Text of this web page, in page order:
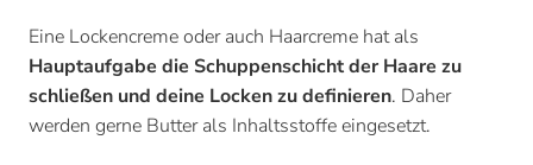
Eine Lockencreme oder auch Haarcreme hat als
Hauptaufgabe die Schuppenschicht der Haare zu
schließen und deine Locken zu definieren. Daher
werden gerne Butter als Inhaltsstoffe eingesetzt.